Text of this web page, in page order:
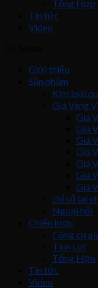
Tổng Hợp
Tin tức
Video
Giới thiệu
Sản phẩm
Kim loại
Giá Vàng
Giá
Giá
Giá
Giá
Giá
Giá
Giá
chỉ số tài
Ngoại hối
Chiến lược
Công cụ
Tính Lot
Tổng Hợp
Tin tức
Video